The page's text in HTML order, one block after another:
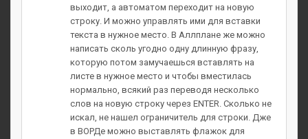
выходит, а автоматом переходит на новую
строку. И можно управлять ими для вставки
текста в нужное место. В Аллплане же можно
написать сколь угодно одну длинную фразу,
которую потом замучаешься вставлять на
листе в нужное место и чтобы вместилась
нормально, всякий раз переводя несколько
слов на новую строку через ENTER. Сколько не
искал, не нашел ограничитель для строки. Дже
в ВОРДе можно выставлять флажок для